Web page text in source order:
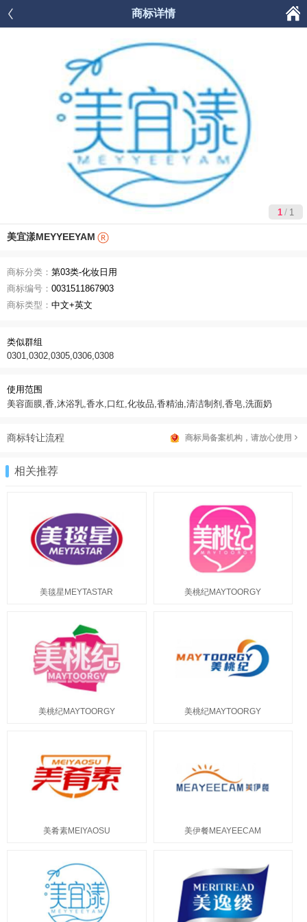
 商标详情
商品分类 购物车
1 / 1
美宜漾MEYYEEYAM
商标分类： 第03类-化妆日用
商标编号： 0031511867903
商标类型： 中文+英文
类似群组
0301,0302,0305,0306,0308
使用范围
美容面膜,香,沐浴乳,香水,口红,化妆品,香精油,清洁制剂,香皂,洗面奶
商标转让流程 商标局备案机构，请放心使用
相关推荐
美毯星MEYTASTAR 美桃纪MAYTOORGY
美桃纪MAYTOORGY 美桃纪MAYTOORGY
美肴素MEIYAOSU 美伊餐MEAYEECAM